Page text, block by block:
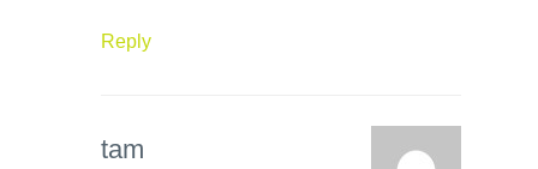
Reply
tam